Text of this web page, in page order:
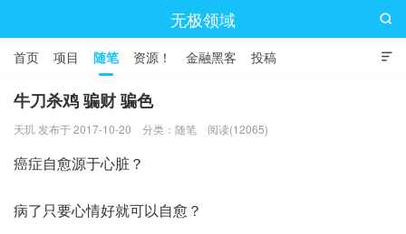
无极领域

首页 项目 随笔 资源！ 金融黑客 投稿

牛刀杀鸡 骗财 骗色
天玑 发布于 2017-10-20 分类： 随笔 阅读(12065)
癌症自愈源于心脏？
病了只要心情好就可以自愈？